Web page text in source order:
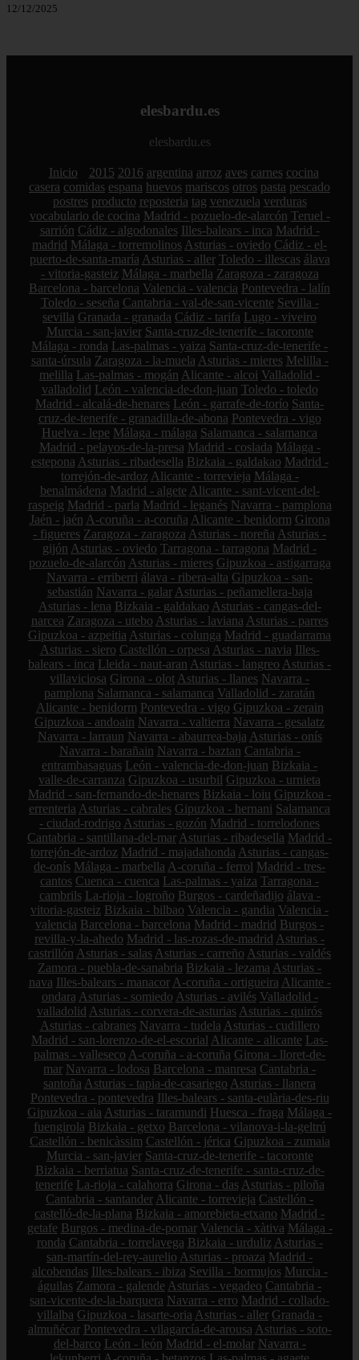
12/12/2025
elesbardu.es
elesbardu.es
Inicio 2015 2016 argentina arroz aves carnes cocina
casera comidas espana huevos mariscos otros pasta pescado
postres producto reposteria tag venezuela verduras
vocabulario de cocina Madrid - pozuelo-de-alarcón Teruel -
sarrión Cádiz - algodonales Illes-balears - inca Madrid -
madrid Málaga - torremolinos Asturias - oviedo Cádiz - el-
puerto-de-santa-maría Asturias - aller Toledo - illescas álava
- vitoria-gasteiz Málaga - marbella Zaragoza - zaragoza
Barcelona - barcelona Valencia - valencia Pontevedra - lalín
Toledo - seseña Cantabria - val-de-san-vicente Sevilla -
sevilla Granada - granada Cádiz - tarifa Lugo - viveiro
Murcia - san-javier Santa-cruz-de-tenerife - tacoronte
Málaga - ronda Las-palmas - yaiza Santa-cruz-de-tenerife -
santa-úrsula Zaragoza - la-muela Asturias - mieres Melilla -
melilla Las-palmas - mogán Alicante - alcoi Valladolid -
valladolid León - valencia-de-don-juan Toledo - toledo
Madrid - alcalá-de-henares León - garrafe-de-torío Santa-
cruz-de-tenerife - granadilla-de-abona Pontevedra - vigo
Huelva - lepe Málaga - málaga Salamanca - salamanca
Madrid - pelayos-de-la-presa Madrid - coslada Málaga -
estepona Asturias - ribadesella Bizkaia - galdakao Madrid -
torrejón-de-ardoz Alicante - torrevieja Málaga -
benalmádena Madrid - algete Alicante - sant-vicent-del-
raspeig Madrid - parla Madrid - leganés Navarra - pamplona
Jaén - jaén A-coruña - a-coruña Alicante - benidorm Girona
- figueres Zaragoza - zaragoza Asturias - noreña Asturias -
gijón Asturias - oviedo Tarragona - tarragona Madrid -
pozuelo-de-alarcón Asturias - mieres Gipuzkoa - astigarraga
Navarra - erriberri álava - ribera-alta Gipuzkoa - san-
sebastián Navarra - galar Asturias - peñamellera-baja
Asturias - lena Bizkaia - galdakao Asturias - cangas-del-
narcea Zaragoza - utebo Asturias - laviana Asturias - parres
Gipuzkoa - azpeitia Asturias - colunga Madrid - guadarrama
Asturias - siero Castellón - orpesa Asturias - navia Illes-
balears - inca Lleida - naut-aran Asturias - langreo Asturias -
villaviciosa Girona - olot Asturias - llanes Navarra -
pamplona Salamanca - salamanca Valladolid - zaratán
Alicante - benidorm Pontevedra - vigo Gipuzkoa - zerain
Gipuzkoa - andoain Navarra - valtierra Navarra - gesalatz
Navarra - larraun Navarra - abaurrea-baja Asturias - onís
Navarra - barañain Navarra - baztan Cantabria -
entrambasaguas León - valencia-de-don-juan Bizkaia -
valle-de-carranza Gipuzkoa - usurbil Gipuzkoa - urnieta
Madrid - san-fernando-de-henares Bizkaia - loiu Gipuzkoa -
errenteria Asturias - cabrales Gipuzkoa - hernani Salamanca
- ciudad-rodrigo Asturias - gozón Madrid - torrelodones
Cantabria - santillana-del-mar Asturias - ribadesella Madrid -
torrejón-de-ardoz Madrid - majadahonda Asturias - cangas-
de-onís Málaga - marbella A-coruña - ferrol Madrid - tres-
cantos Cuenca - cuenca Las-palmas - yaiza Tarragona -
cambrils La-rioja - logroño Burgos - cardeñadijo álava -
vitoria-gasteiz Bizkaia - bilbao Valencia - gandia Valencia -
valencia Barcelona - barcelona Madrid - madrid Burgos -
revilla-y-la-ahedo Madrid - las-rozas-de-madrid Asturias -
castrillón Asturias - salas Asturias - carreño Asturias - valdés
Zamora - puebla-de-sanabria Bizkaia - lezama Asturias -
nava Illes-balears - manacor A-coruña - ortigueira Alicante -
ondara Asturias - somiedo Asturias - avilés Valladolid -
valladolid Asturias - corvera-de-asturias Asturias - quirós
Asturias - cabranes Navarra - tudela Asturias - cudillero
Madrid - san-lorenzo-de-el-escorial Alicante - alicante Las-
palmas - valleseco A-coruña - a-coruña Girona - lloret-de-
mar Navarra - lodosa Barcelona - manresa Cantabria -
santoña Asturias - tapia-de-casariego Asturias - llanera
Pontevedra - pontevedra Illes-balears - santa-eulària-des-riu
Gipuzkoa - aia Asturias - taramundi Huesca - fraga Málaga -
fuengirola Bizkaia - getxo Barcelona - vilanova-i-la-geltrú
Castellón - benicàssim Castellón - jérica Gipuzkoa - zumaia
Murcia - san-javier Santa-cruz-de-tenerife - tacoronte
Bizkaia - berriatua Santa-cruz-de-tenerife - santa-cruz-de-
tenerife La-rioja - calahorra Girona - das Asturias - piloña
Cantabria - santander Alicante - torrevieja Castellón -
castelló-de-la-plana Bizkaia - amorebieta-etxano Madrid -
getafe Burgos - medina-de-pomar Valencia - xàtiva Málaga -
ronda Cantabria - torrelavega Bizkaia - urduliz Asturias -
san-martín-del-rey-aurelio Asturias - proaza Madrid -
alcobendas Illes-balears - ibiza Sevilla - bormujos Murcia -
águilas Zamora - galende Asturias - vegadeo Cantabria -
san-vicente-de-la-barquera Navarra - erro Madrid - collado-
villalba Gipuzkoa - lasarte-oria Asturias - aller Granada -
almuñécar Pontevedra - vilagarcía-de-arousa Asturias - soto-
del-barco León - león Madrid - el-molar Navarra -